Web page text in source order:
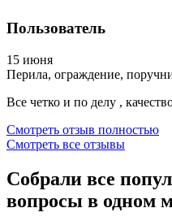
Пользователь
15 июня
Перила, ограждение,
Все четко и по делу ,
Смотреть отзыв полностью
Смотреть все отзывы
Собрали все
вопросы в одном